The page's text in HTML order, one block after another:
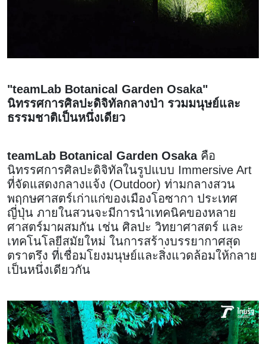
"teamLab Botanical Garden Osaka"
นิทรรศการศิลปะดิจิทัลกลางป่า รวมมนุษย์และ
ธรรมชาติเป็นหนึ่งเดียว
teamLab Botanical Garden Osakaคือ
นิทรรศการศิลปะดิจิทัลในรูปแบบ Immersive Art
ที่จัดแสดงกลางแจ้ง (Outdoor) ท่ามกลางสวน
พฤกษศาสตร์เก่าแก่ของเมืองโอซากา ประเทศ
ญี่ปุ่น ภายในสวนจะมีการนำเทคนิคของหลาย
ศาสตร์มาผสมกัน เช่น ศิลปะ วิทยาศาสตร์ และ
เทคโนโลยีสมัยใหม่ ในการสร้างบรรยากาศสุด
ตราตรึง ที่เชื่อมโยงมนุษย์และสิ่งแวดล้อมให้กลาย
เป็นหนึ่งเดียวกัน